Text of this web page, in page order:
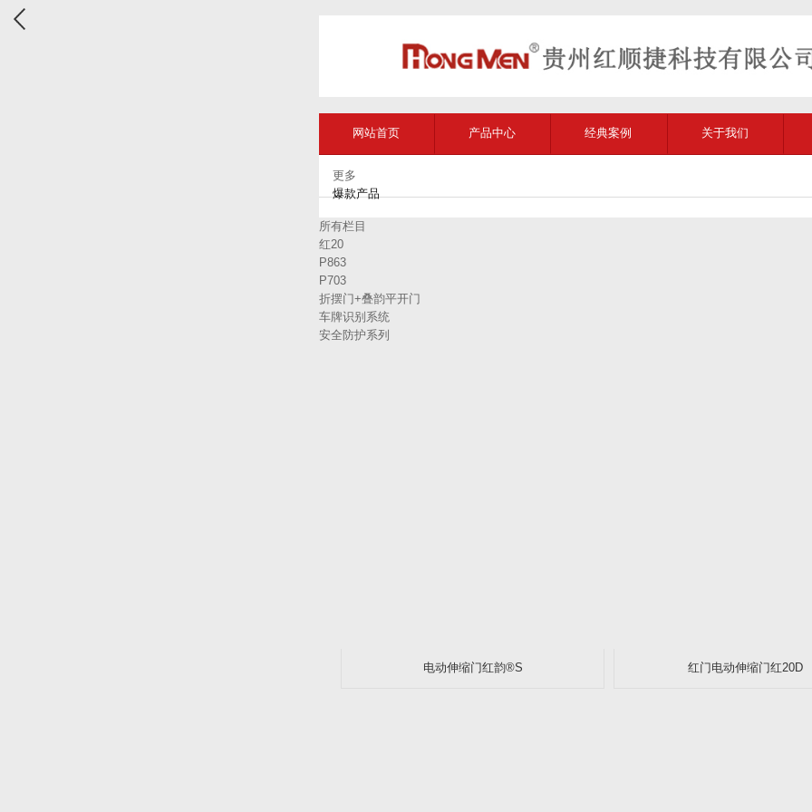
网站首页 产品中心 经典案例 关于我们
更多
爆款产品
所有栏目
红20
P863
P703
折摆门+叠韵平开门
车牌识别系统
安全防护系列
电动伸缩门红韵®S 红门电动伸缩门红20D